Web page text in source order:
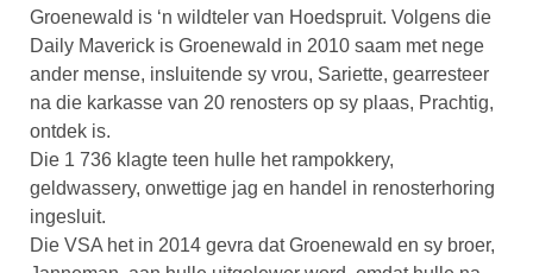
Groenewald is ‘n wildteler van Hoedspruit. Volgens die
Daily Maverick is Groenewald in 2010 saam met nege
ander mense, insluitende sy vrou, Sariette, gearresteer
na die karkasse van 20 renosters op sy plaas, Prachtig,
ontdek is.
Die 1 736 klagte teen hulle het rampokkery,
geldwassery, onwettige jag en handel in renosterhoring
ingesluit.
Die VSA het in 2014 gevra dat Groenewald en sy broer,